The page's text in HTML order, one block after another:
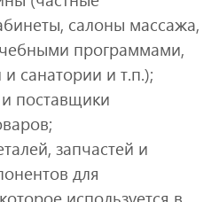
салоны массажа,
программами,
санатории и т.п.);
поставщики
запчастей и
для